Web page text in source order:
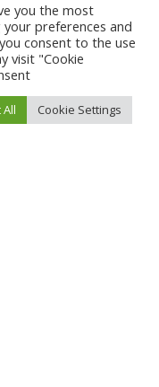
قاد مارك والبيرغ فريقًا
بيكينسيل، وضم الفريق
بن فوستر.
you the most
preferences and
consent to the use
visit "Cookie
Cookie Settings
All